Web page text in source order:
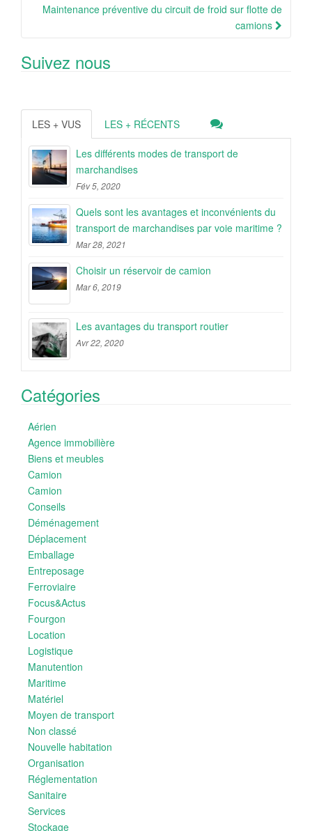
Maintenance préventive du circuit de froid sur flotte de
camions
Suivez nous
LES + VUS LES + RÉCENTS
Les différents modes de transport de
marchandises
Fév 5, 2020
Quels sont les avantages et inconvénients du
transport de marchandises par voie maritime ?
Mar 28, 2021
Choisir un réservoir de camion
Mar 6, 2019
Les avantages du transport routier
Avr 22, 2020
Catégories
Aérien
Agence immobilière
Biens et meubles
Camion
Camion
Conseils
Déménagement
Déplacement
Emballage
Entreposage
Ferroviaire
Focus&Actus
Fourgon
Location
Logistique
Manutention
Maritime
Matériel
Moyen de transport
Non classé
Nouvelle habitation
Organisation
Réglementation
Sanitaire
Services
Stockage